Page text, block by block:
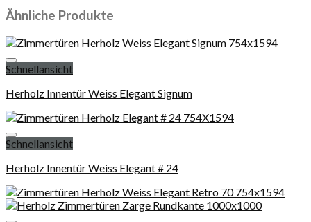
Ähnliche Produkte
Schnellansicht
Herholz Innentür Weiss Elegant Signum
Schnellansicht
Herholz Innentür Weiss Elegant # 24